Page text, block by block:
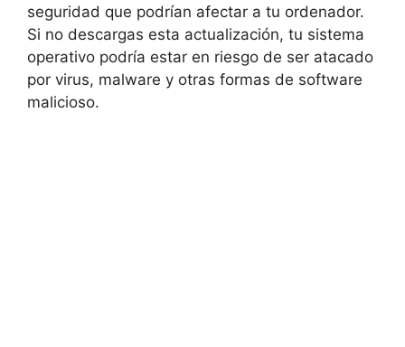
seguridad que podrían afectar a tu ordenador.
Si no descargas esta actualización, tu sistema
operativo podría estar en riesgo de ser atacado
por virus, malware y otras formas de software
malicioso.